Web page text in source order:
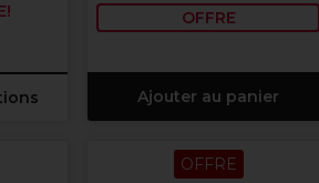
OFFRE
Ajouter au panier
OFFRE